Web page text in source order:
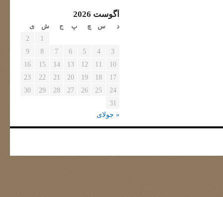
آگوست 2026
د س چ پ ج ش ی
1
2
3
4
5
6
7
8
9
10
11
12
13
14
15
16
17
18
19
20
21
22
23
24
25
26
27
28
29
30
31
« جولای